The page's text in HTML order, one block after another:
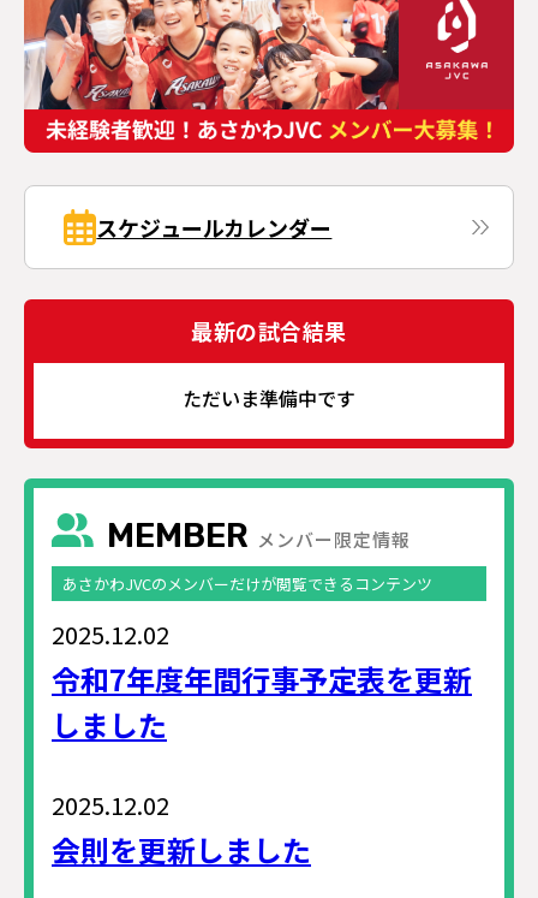
スケジュールカレンダー
最新の試合結果
ただいま準備中です
メンバー限定情報
MEMBER
あさかわJVCのメンバーだけが閲覧できるコンテンツ
2025.12.02
令和7年度年間行事予定表を更新
しました
2025.12.02
会則を更新しました